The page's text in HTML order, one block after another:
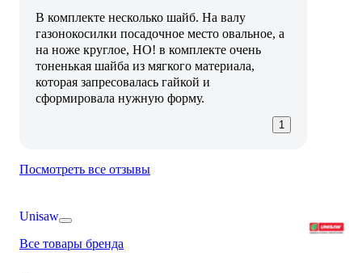
В комплекте несколько шайб. На валу
газонокосилки посадочное место овальное, а
на ноже круглое, НО! в комплекте очень
тоненькая шайба из мягкого материала,
которая запресовалась гайкой и
сформировала нужную форму.
1
Посмотреть все отзывы
Unisaw
Все товары бренда